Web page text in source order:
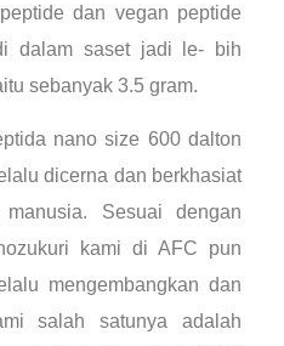
dan vegan peptide
dalam saset jadi le- bih
sebanyak 3.5 gram.
nano size 600 dalton
dicerna dan berkhasiat
Sesuai dengan
kami di AFC pun
mengembangkan dan
salah satunya adalah